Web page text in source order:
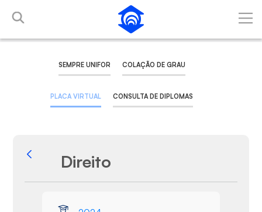
Skip to Main Content
SEMPRE UNIFOR COLAÇÃO DE GRAU
PLACA VIRTUAL CONSULTA DE DIPLOMAS
Back
Direito